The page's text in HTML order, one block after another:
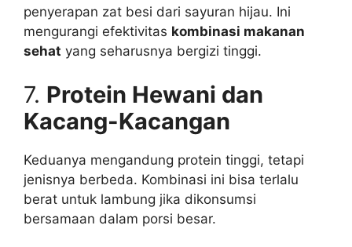
penyerapan zat besi dari sayuran hijau. Ini
mengurangi efektivitas kombinasi makanan
sehat yang seharusnya bergizi tinggi.
7. Protein Hewani dan
Kacang-Kacangan
Keduanya mengandung protein tinggi, tetapi
jenisnya berbeda. Kombinasi ini bisa terlalu
berat untuk lambung jika dikonsumsi
bersamaan dalam porsi besar.